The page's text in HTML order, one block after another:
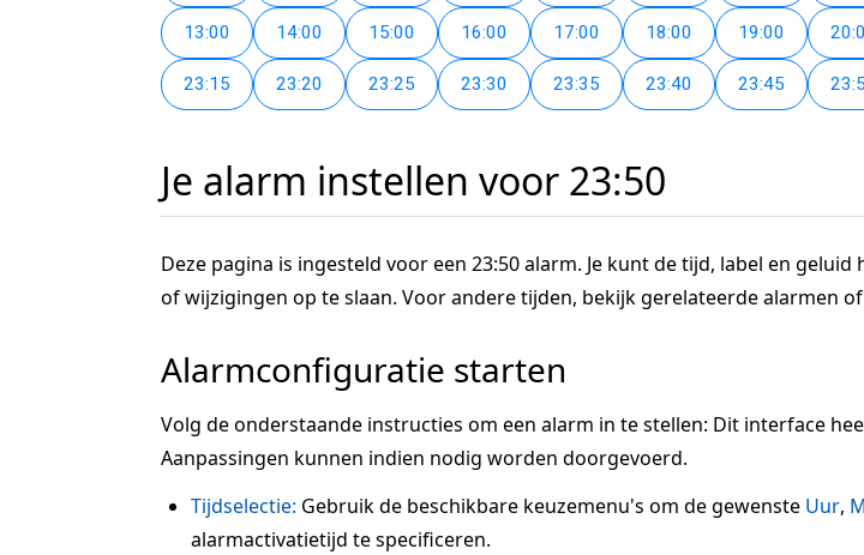
13:00 14:00 15:00 16:00 17:00 18:00 19:00
23:15 23:20 23:25 23:30 23:35 23:40 23:45
Je alarm instellen voor 23:50
Deze pagina is ingesteld voor een 23:50 alarm. Je kunt de tijd, label en
of wijzigingen op te slaan. Voor andere tijden, bekijk gerelateerde alarmen
Alarmconfiguratie starten
Volg de onderstaande instructies om een alarm in te stellen: Dit interface
Aanpassingen kunnen indien nodig worden doorgevoerd.
Tijdselectie: Gebruik de beschikbare keuzemenu's om de gewenste Uur,
alarmactivatietijd te specificeren.